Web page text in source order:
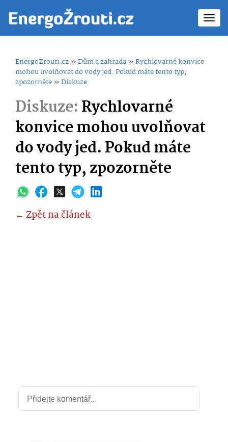
EnergoZrouti.cz»Dům a zahrada»Rychlovarné konvice
mohou uvolňovat do vody jed. Pokud máte tento typ,
zpozorněte»Diskuze
Diskuze:Rychlovarné
konvice mohou uvolňovat
do vody jed. Pokud máte
tento typ, zpozorněte
← Zpět na článek